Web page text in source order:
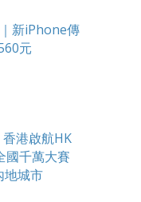
新iPhone傳
元
港啟航HK
國千萬大賽
地城市